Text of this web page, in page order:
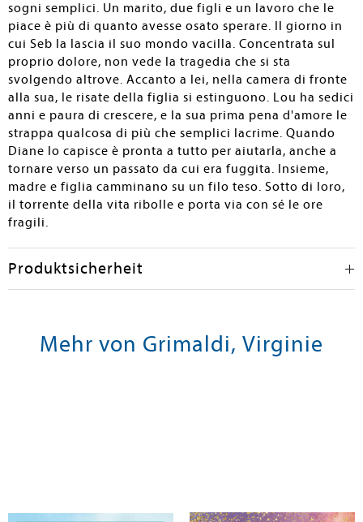
sogni semplici. Un marito, due figli e un lavoro che le
piace è più di quanto avesse osato sperare. Il giorno in
cui Seb la lascia il suo mondo vacilla. Concentrata sul
proprio dolore, non vede la tragedia che si sta
svolgendo altrove. Accanto a lei, nella camera di fronte
alla sua, le risate della figlia si estinguono. Lou ha sedici
anni e paura di crescere, e la sua prima pena d'amore le
strappa qualcosa di più che semplici lacrime. Quando
Diane lo capisce è pronta a tutto per aiutarla, anche a
tornare verso un passato da cui era fuggita. Insieme,
madre e figlia camminano su un filo teso. Sotto di loro,
il torrente della vita ribolle e porta via con sé le ore
fragili.
Produktsicherheit
Mehr von Grimaldi, Virginie